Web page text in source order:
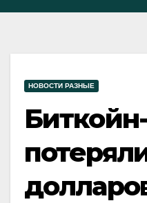
НОВОСТИ РАЗНЫЕ